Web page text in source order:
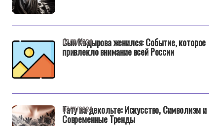
Сын Кадырова женился: Событие, которое
привлекло внимание всей России
07/11/2024
Тату на декольте: Искусство, Символизм и
Современные Тренды
07/11/2024